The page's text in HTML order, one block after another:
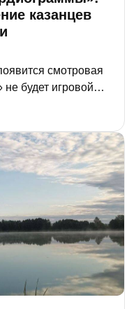
казанцев
смотровая
будет игровой
деревья обещают
На
в мэрии
предстоящей
части